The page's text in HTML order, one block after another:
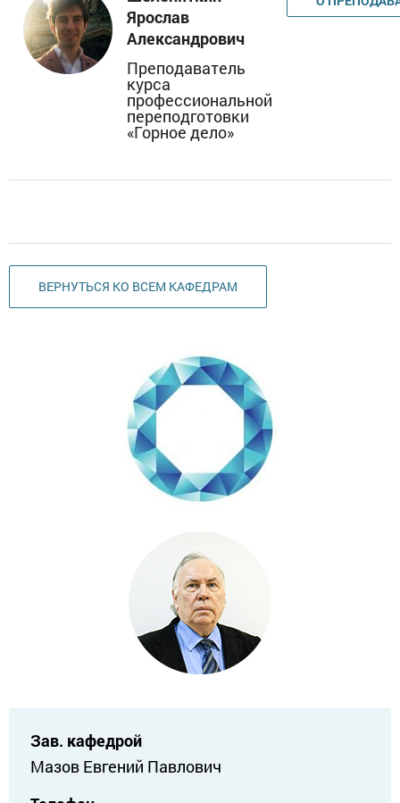
Win ABePC. Также установлены программные
комплексы с нормативно-техническими и правовыми
базами данных.
Профессиональный рост любого специалиста
основывается на постоянном повышении
образовательного уровня, при этом применение и
технологий в современном строительстве, требует
которое можно получить, обучаясь на кафедре
промышленного и гражданского строительства.
Ярослав
Александрович
Преподаватель
курса
профессиональной
переподготовки
«Горное дело»
ВЕРНУТЬСЯ КО ВСЕМ КАФЕДРАМ
Зав. кафедрой
Мазов Евгений Павлович